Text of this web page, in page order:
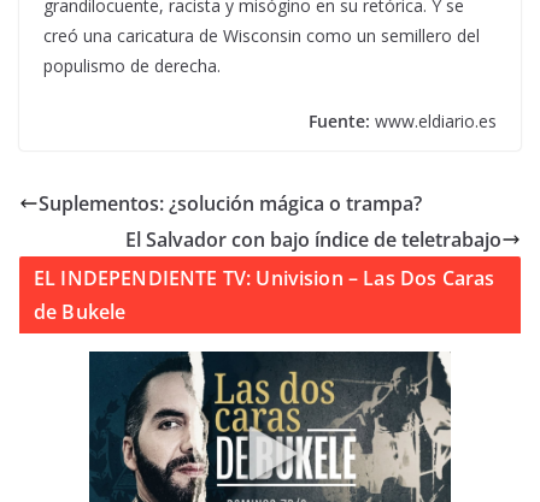
grandilocuente, racista y misógino en su retórica. Y se
creó una caricatura de Wisconsin como un semillero del
populismo de derecha.
Fuente: www.eldiario.es
Suplementos: ¿solución mágica o trampa?
El Salvador con bajo índice de teletrabajo
EL INDEPENDIENTE TV: Univision – Las Dos Caras
de Bukele